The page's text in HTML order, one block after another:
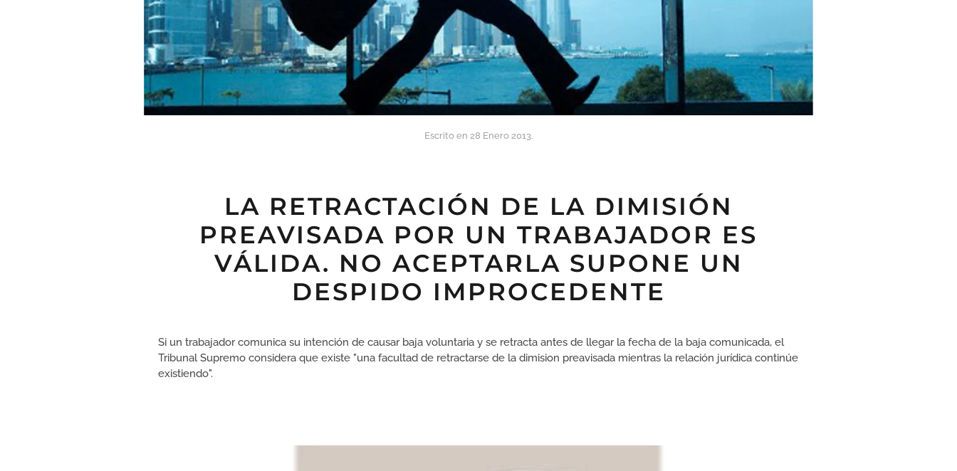
Escrito en 28 Enero 2013.
LA RETRACTACIÓN DE LA DIMISIÓN
PREAVISADA POR UN TRABAJADOR ES
VÁLIDA. NO ACEPTARLA SUPONE UN
DESPIDO IMPROCEDENTE
Si un trabajador comunica su intención de causar baja voluntaria y se retracta antes de llegar la fecha de la baja comunicada, el
Tribunal Supremo considera que existe "una facultad de retractarse de la dimision preavisada mientras la relación jurídica continúe
existiendo".